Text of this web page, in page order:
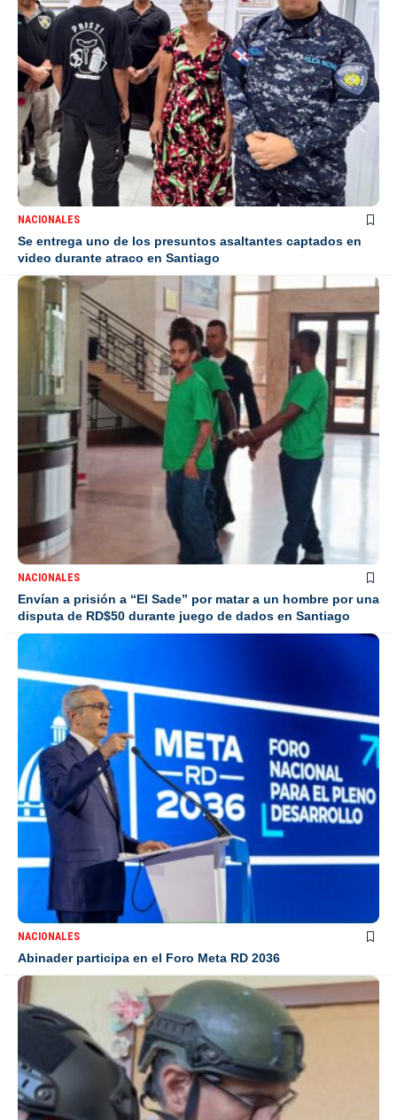
NACIONALES
Se entrega uno de los presuntos asaltantes captados en
video durante atraco en Santiago
NACIONALES
Envían a prisión a “El Sade” por matar a un hombre por una
disputa de RD$50 durante juego de dados en Santiago
NACIONALES
Abinader participa en el Foro Meta RD 2036